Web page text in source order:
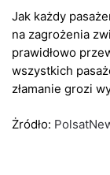
Jak każdy
na zagrożenia
prawidłowo
wszystkich
złamanie grozi
Żródło: